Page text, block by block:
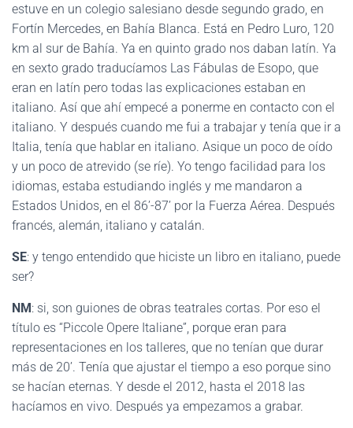
estuve en un colegio salesiano desde segundo grado, en
Fortín Mercedes, en Bahía Blanca. Está en Pedro Luro, 120
km al sur de Bahía. Ya en quinto grado nos daban latín. Ya
en sexto grado traducíamos Las Fábulas de Esopo, que
eran en latín pero todas las explicaciones estaban en
italiano. Así que ahí empecé a ponerme en contacto con el
italiano. Y después cuando me fui a trabajar y tenía que ir a
Italia, tenía que hablar en italiano. Asique un poco de oído
y un poco de atrevido (se ríe). Yo tengo facilidad para los
idiomas, estaba estudiando inglés y me mandaron a
Estados Unidos, en el 86’-87’ por la Fuerza Aérea. Después
francés, alemán, italiano y catalán.
SE: y tengo entendido que hiciste un libro en italiano, puede
ser?
NM: si, son guiones de obras teatrales cortas. Por eso el
título es “Piccole Opere Italiane”, porque eran para
representaciones en los talleres, que no tenían que durar
más de 20’. Tenía que ajustar el tiempo a eso porque sino
se hacían eternas. Y desde el 2012, hasta el 2018 las
hacíamos en vivo. Después ya empezamos a grabar.